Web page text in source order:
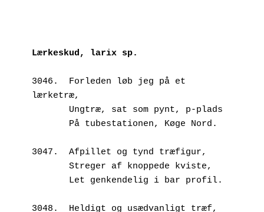
Lærkeskud, larix sp.
3046.  Forleden løb jeg på et
lærketræ,
       Ungtræ, sat som pynt, p-plads
       På tubestationen, Køge Nord.
3047.  Afpillet og tynd træfigur,
       Streger af knoppede kviste,
       Let genkendelig i bar profil.
3048.  Heldigt og usædvanligt træf,